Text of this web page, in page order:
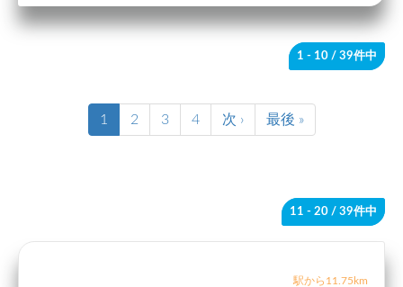
1 - 10 / 39件中
1 2 3 4 次 › 最後 »
11 - 20 / 39件中
駅から11.75km